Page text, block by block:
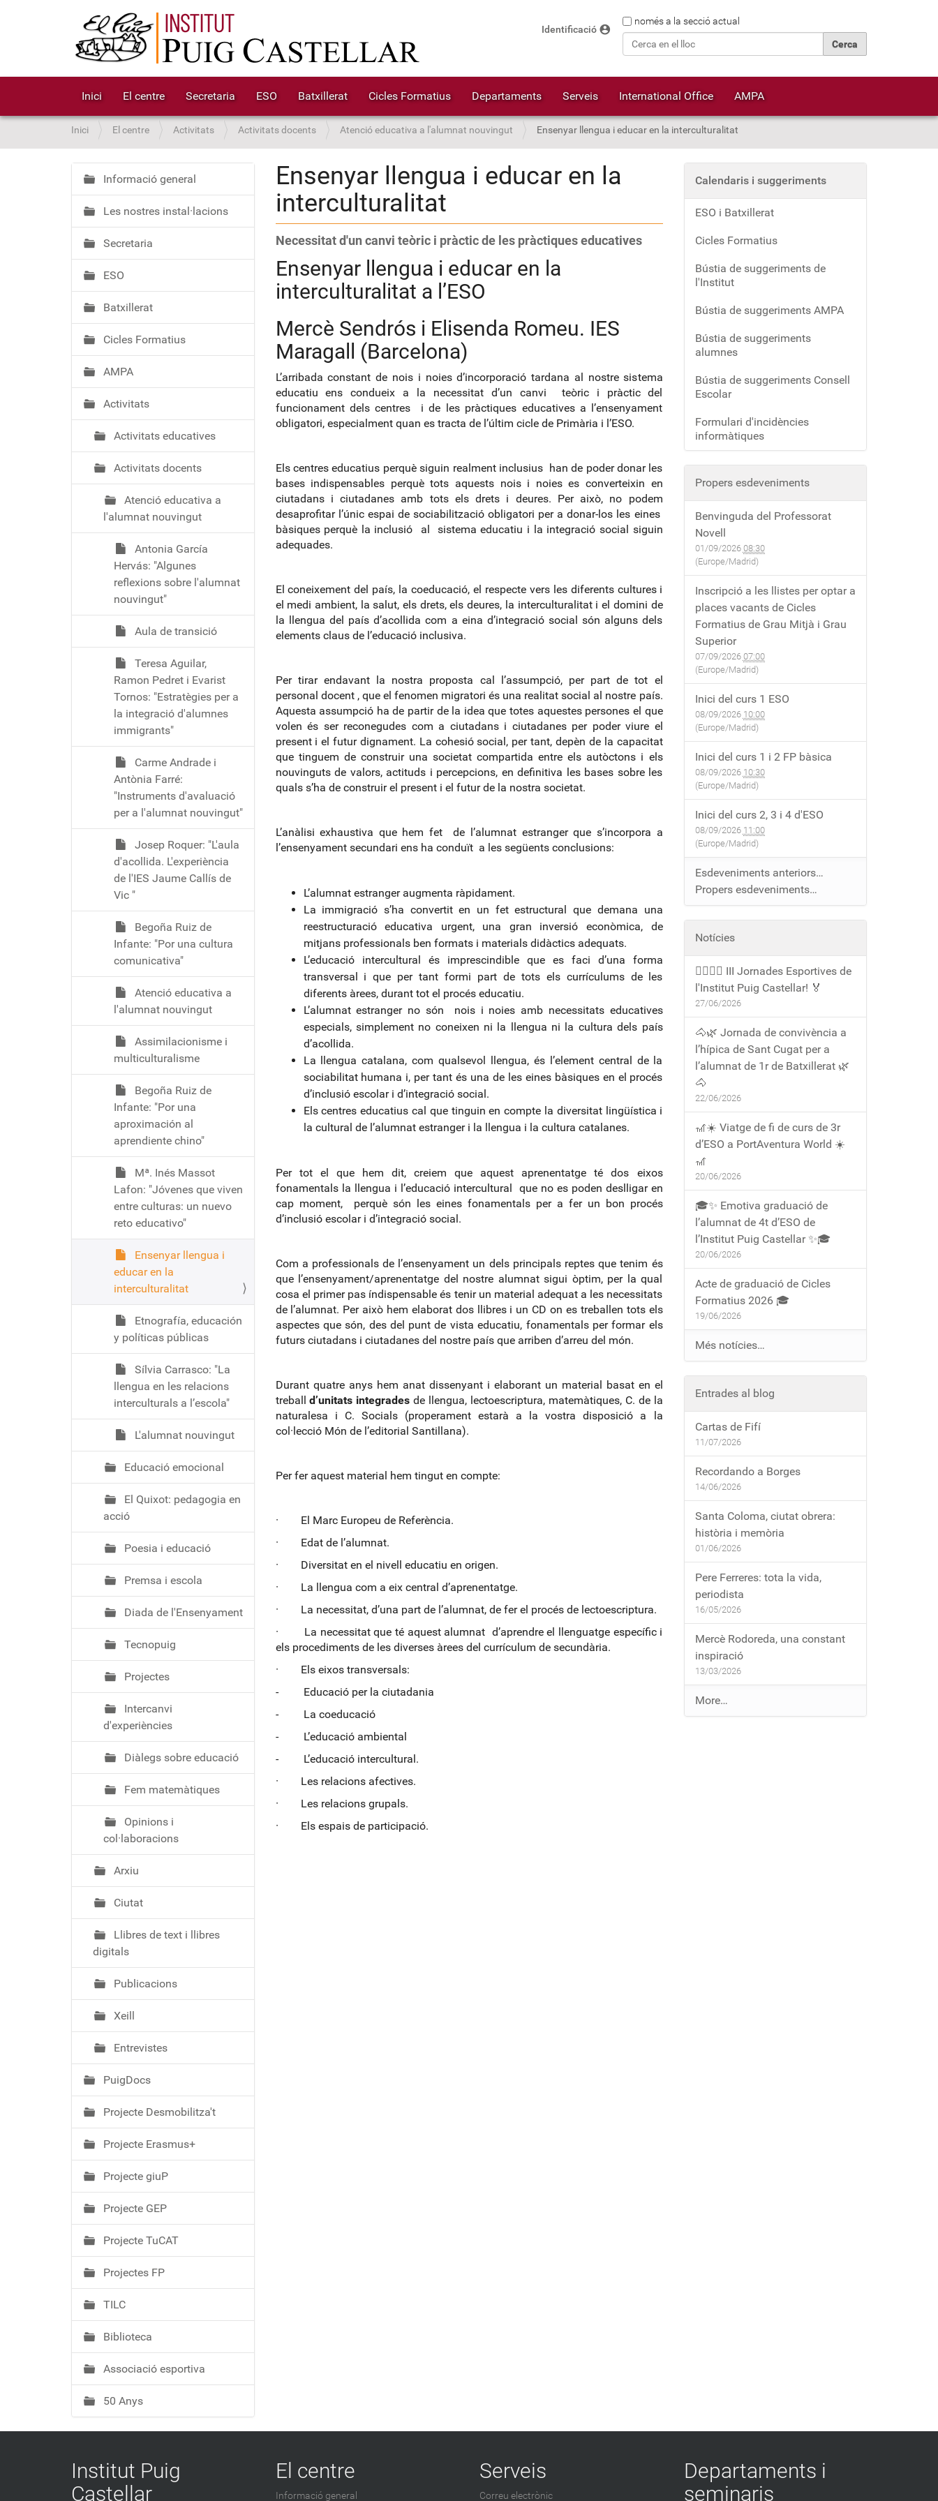
Cercanomés a la secció actual
Identificació account_circle
Inici El centre Secretaria ESO Batxillerat Cicles Formatius Departaments Serveis International Office AMPA
S
o
u
:
Inici El centre Activitats Activitats docents Atenció educativa a l'alumnat nouvingut Ensenyar llengua i educar en la interculturalitat
Ensenyar llengua i educar en la
interculturalitat
Necessitat d'un canvi teòric i pràctic de les pràctiques educatives
Ensenyar llengua i educar en la
interculturalitat a l’ESO
Mercè Sendrós i Elisenda Romeu. IES
Maragall (Barcelona)
L’arribada constant de nois i noies d’incorporació tardana al nostre sistema
educatiu ens condueix a la necessitat d’un canvi teòric i pràctic del
funcionament dels centres i de les pràctiques educatives a l’ensenyament
obligatori, especialment quan es tracta de l’últim cicle de Primària i l’ESO.
Els centres educatius perquè siguin realment inclusius han de poder donar les
bases indispensables perquè tots aquests nois i noies es converteixin en
ciutadans i ciutadanes amb tots els drets i deures. Per això, no podem
desaprofitar l’únic espai de sociabilització obligatori per a donar-los les eines
bàsiques perquè la inclusió al sistema educatiu i la integració social siguin
adequades.
El coneixement del país, la coeducació, el respecte vers les diferents cultures i
el medi ambient, la salut, els drets, els deures, la interculturalitat i el domini de
la llengua del país d’acollida com a eina d’integració social són alguns dels
elements claus de l’educació inclusiva.
Per tirar endavant la nostra proposta cal l’assumpció, per part de tot el
personal docent , que el fenomen migratori és una realitat social al nostre país.
Aquesta assumpció ha de partir de la idea que totes aquestes persones el que
volen és ser reconegudes com a ciutadans i ciutadanes per poder viure el
present i el futur dignament. La cohesió social, per tant, depèn de la capacitat
que tinguem de construir una societat compartida entre els autòctons i els
nouvinguts de valors, actituds i percepcions, en definitiva les bases sobre les
quals s’ha de construir el present i el futur de la nostra societat.
L’anàlisi exhaustiva que hem fet de l’alumnat estranger que s’incorpora a
l’ensenyament secundari ens ha conduït a les següents conclusions:
L’alumnat estranger augmenta ràpidament.
La immigració s’ha convertit en un fet estructural que demana una
reestructuració educativa urgent, una gran inversió econòmica, de
mitjans professionals ben formats i materials didàctics adequats.
L’educació intercultural és imprescindible que es faci d’una forma
transversal i que per tant formi part de tots els currículums de les
diferents àrees, durant tot el procés educatiu.
L’alumnat estranger no són nois i noies amb necessitats educatives
especials, simplement no coneixen ni la llengua ni la cultura dels país
d’acollida.
La llengua catalana, com qualsevol llengua, és l’element central de la
sociabilitat humana i, per tant és una de les eines bàsiques en el procés
d’inclusió escolar i d’integració social.
Els centres educatius cal que tinguin en compte la diversitat lingüística i
la cultural de l’alumnat estranger i la llengua i la cultura catalanes.
Per tot el que hem dit, creiem que aquest aprenentatge té dos eixos
fonamentals la llengua i l’educació intercultural que no es poden deslligar en
cap moment, perquè són les eines fonamentals per a fer un bon procés
d’inclusió escolar i d’integració social.
Com a professionals de l’ensenyament un dels principals reptes que tenim és
que l’ensenyament/aprenentatge del nostre alumnat sigui òptim, per la qual
cosa el primer pas índispensable és tenir un material adequat a les necessitats
de l’alumnat. Per això hem elaborat dos llibres i un CD on es treballen tots els
aspectes que són, des del punt de vista educatiu, fonamentals per formar els
futurs ciutadans i ciutadanes del nostre país que arriben d’arreu del món.
Durant quatre anys hem anat dissenyant i elaborant un material basat en el
treballd’unitats integrades de llengua, lectoescriptura, matemàtiques, C. de la
naturalesa i C. Socials (properament estarà a la vostra disposició a la
col·lecció Món de l’editorial Santillana).
Per fer aquest material hem tingut en compte:
· El Marc Europeu de Referència.
· Edat de l’alumnat.
· Diversitat en el nivell educatiu en origen.
· La llengua com a eix central d’aprenentatge.
· La necessitat, d’una part de l’alumnat, de fer el procés de lectoescriptura.
· La necessitat que té aquest alumnat d’aprendre el llenguatge específic i
els procediments de les diverses àrees del currículum de secundària.
· Els eixos transversals:
- Educació per la ciutadania
- La coeducació
- L’educació ambiental
- L’educació intercultural.
· Les relacions afectives.
· Les relacions grupals.
· Els espais de participació.
N
a
v
e
g
a
c
ó
Informació general
Les nostres instal·lacions
Secretaria
ESO
Batxillerat
Cicles Formatius
AMPA
Activitats
Activitats educatives
Activitats docents
Atenció educativa a
l'alumnat nouvingut
Antonia García
Hervás: "Algunes
reflexions sobre l'alumnat
nouvingut"
Aula de transició
Teresa Aguilar,
Ramon Pedret i Evarist
Tornos: "Estratègies per a
la integració d'alumnes
immigrants"
Carme Andrade i
Antònia Farré:
"Instruments d'avaluació
per a l'alumnat nouvingut"
Josep Roquer: "L'aula
d'acollida. L'experiència
de l'IES Jaume Callís de
Vic "
Begoña Ruiz de
Infante: "Por una cultura
comunicativa"
Atenció educativa a
l'alumnat nouvingut
Assimilacionisme i
multiculturalisme
Begoña Ruiz de
Infante: "Por una
aproximación al
aprendiente chino"
Mª. Inés Massot
Lafon: "Jóvenes que viven
entre culturas: un nuevo
reto educativo"
Ensenyar llengua i
educar en la
interculturalitat
Etnografía, educación
y políticas públicas
Sílvia Carrasco: "La
llengua en les relacions
interculturals a l’escola"
L'alumnat nouvingut
Educació emocional
El Quixot: pedagogia en
acció
Poesia i educació
Premsa i escola
Diada de l'Ensenyament
Tecnopuig
Projectes
Intercanvi
d'experiències
Diàlegs sobre educació
Fem matemàtiques
Opinions i
col·laboracions
Arxiu
Ciutat
Llibres de text i llibres
digitals
Publicacions
Xeill
Entrevistes
PuigDocs
Projecte Desmobilitza't
Projecte Erasmus+
Projecte giuP
Projecte GEP
Projecte TuCAT
Projectes FP
TILC
Biblioteca
Associació esportiva
50 Anys
Calendaris i suggeriments
ESO i Batxillerat
Cicles Formatius
Bústia de suggeriments de
l'Institut
Bústia de suggeriments AMPA
Bústia de suggeriments
alumnes
Bústia de suggeriments Consell
Escolar
Formulari d'incidències
informàtiques
Propers esdeveniments
Benvinguda del Professorat
Novell
01/09/2026 08:30
(Europe/Madrid)
Inscripció a les llistes per optar a
places vacants de Cicles
Formatius de Grau Mitjà i Grau
Superior
07/09/2026 07:00
(Europe/Madrid)
Inici del curs 1 ESO
08/09/2026 10:00
(Europe/Madrid)
Inici del curs 1 i 2 FP bàsica
08/09/2026 10:30
(Europe/Madrid)
Inici del curs 2, 3 i 4 d'ESO
08/09/2026 11:00
(Europe/Madrid)
Esdeveniments anteriors…
Propers esdeveniments…
Notícies
🏃‍♀️🏃‍♂️ III Jornades Esportives de
l'Institut Puig Castellar! 🏅
27/06/2026
🐴🌿 Jornada de convivència a
l’hípica de Sant Cugat per a
l’alumnat de 1r de Batxillerat 🌿
🐴
22/06/2026
🎢☀️ Viatge de fi de curs de 3r
d’ESO a PortAventura World ☀️
🎢
20/06/2026
🎓✨ Emotiva graduació de
l’alumnat de 4t d’ESO de
l’Institut Puig Castellar ✨🎓
20/06/2026
Acte de graduació de Cicles
Formatius 2026 🎓
19/06/2026
Més notícies…
Entrades al blog
Cartas de Fifí
11/07/2026
Recordando a Borges
14/06/2026
Santa Coloma, ciutat obrera:
història i memòria
01/06/2026
Pere Ferreres: tota la vida,
periodista
16/05/2026
Mercè Rodoreda, una constant
inspiració
13/03/2026
E
n
More…
Institut Puig
Castellar
El centre
Informació general
Serveis
Correu electrònic
Departaments i
seminaris